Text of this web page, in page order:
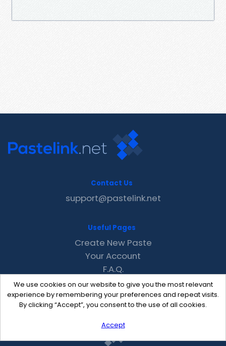
We use cookies on our website to give you the most relevant
experience by remembering your preferences and repeat visits.
By clicking “Accept”, you consent to the use of all cookies.
Accept
Contact Us
support@pastelink.net
Useful Pages
Create New Paste
Your Account
F.A.Q.
Recent
Contact